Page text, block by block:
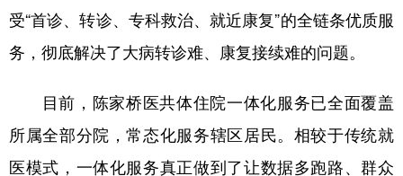
受“首诊、转诊、专科救治、就近康复”的全链条优质服
务，彻底解决了大病转诊难、康复接续难的问题。
目前，陈家桥医共体住院一体化服务已全面覆盖
所属全部分院，常态化服务辖区居民。相较于传统就
医模式，一体化服务真正做到了让数据多跑路、群众